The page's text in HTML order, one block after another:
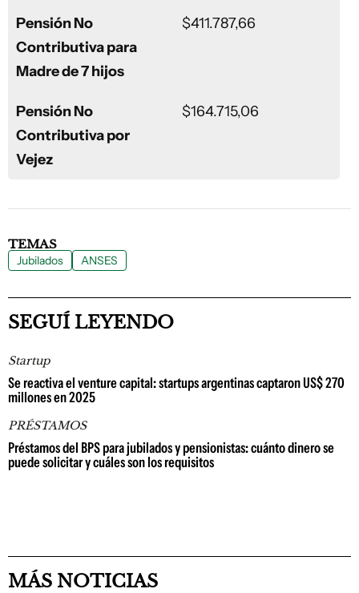
Pensión No
Contributiva para
Madre de 7 hijos
$411.787,66
Pensión No
Contributiva por
Vejez
$164.715,06
TEMAS
Jubilados ANSES
SEGUÍ LEYENDO
Startup
Se reactiva el venture capital: startups argentinas captaron US$ 270
millones en 2025
PRÉSTAMOS
Préstamos del BPS para jubilados y pensionistas: cuánto dinero se
puede solicitar y cuáles son los requisitos
MÁS NOTICIAS